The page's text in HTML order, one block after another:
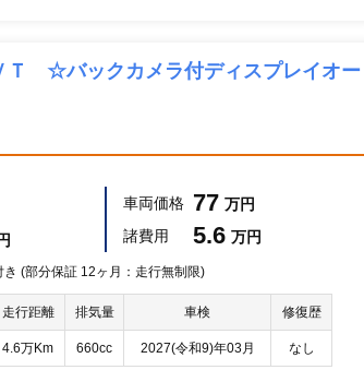
☆バックカメラ付ディスプレイオー
車両価格 77 万円
諸費用
5.6 万円
(部分保証 12ヶ月：走行無制限)
走行距離 排気量 車検 修復歴
4.6万Km 660cc 2027(令和9)年03月 なし